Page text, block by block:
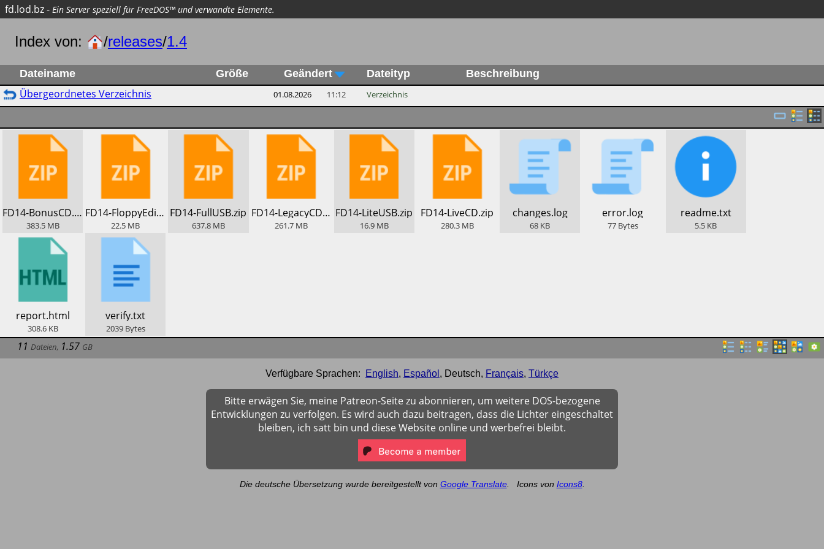
fd.lod.bz- Ein Server speziell für FreeDOS™ und verwandte Elemente.
Index von: /releases/1.4
Dateiname Größe Geändert Dateityp Beschreibung
Übergeordnetes Verzeichnis 01.08.2026 11:12 Verzeichnis
​FD14-BonusCD.zip
383.5 MB
​FD14-FloppyEdition.zip
22.5 MB
​FD14-FullUSB.zip
637.8 MB
​FD14-LegacyCD.zip
261.7 MB
​FD14-LiteUSB.zip
16.9 MB
​FD14-LiveCD.zip
280.3 MB
​changes.log
68 KB
​error.log
77 Bytes
​readme.txt
5.5 KB
​report.html
308.6 KB
​verify.txt
2039 Bytes
11 Dateien, 1.57 GB
Verfügbare Sprachen: English, Español , Deutsch, Français, Türkçe
Bitte erwägen Sie, meine Patreon-Seite zu abonnieren, um weitere DOS-bezogene
Entwicklungen zu verfolgen. Es wird auch dazu beitragen, dass die Lichter eingeschaltet
bleiben, ich satt bin und diese Website online und werbefrei bleibt.
Die deutsche Übersetzung wurde bereitgestellt von Google Translate. Icons von Icons8.